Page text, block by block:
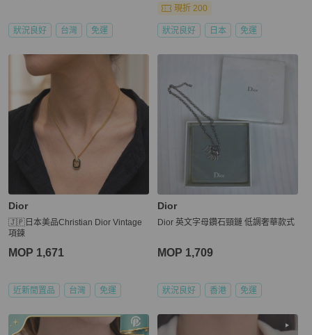
狀況良好 台灣 免運
現折 200
狀況良好 日本 免運
Dior
🇯🇵日本美品Christian Dior Vintage
項鍊
MOP 1,671
近新閒置品 台灣 免運
Dior
Dior 英文字母鑽石頸鏈 低調奢華款式
MOP 1,709
狀況良好 香港 免運